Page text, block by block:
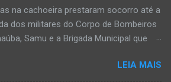
sustentável, linda e limpa.
na cachoeira prestaram socorro até a
dos militares do Corpo de Bombeiros
Samu e a Brigada Municipal que
e foi a óbito Foto álbum pessoal Kauan
LEIA MAIS